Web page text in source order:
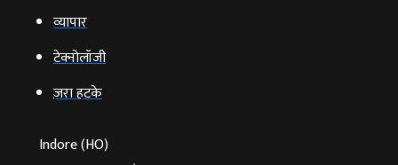
व्‍यापार
टेक्‍नोलॉजी
ज़रा हटके
Indore (HO)